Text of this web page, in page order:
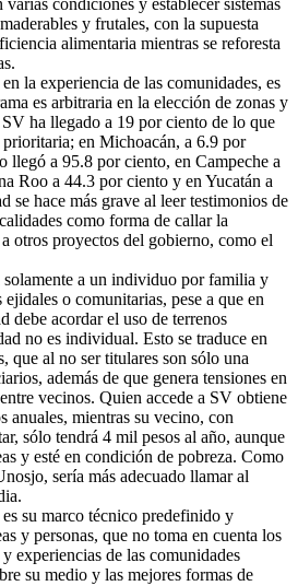
y frutales, con la supuesta
alimentaria mientras se reforesta
la experiencia de las comunidades, es
es arbitraria en la elección de zonas y
ha llegado a 19 por ciento de lo que
en Michoacán, a 6.9 por
llegó a 95.8 por ciento, en Campeche a
Roo a 44.3 por ciento y en Yucatán a
se hace más grave al leer testimonios de
como forma de callar la
otros proyectos del gobierno, como el
solamente a un individuo por familia y
o comunitarias, pese a que en
debe acordar el uso de terrenos
no es individual. Esto se traduce en
que al no ser titulares son sólo una
además de que genera tensiones en
vecinos. Quien accede a SV obtiene
anuales, mientras su vecino, con
sólo tendrá 4 mil pesos al año, aunque
y esté en condición de pobreza. Como
sería más adecuado llamar al
su marco técnico predefinido y
y personas, que no toma en cuenta los
experiencias de las comunidades
su medio y las mejores formas de